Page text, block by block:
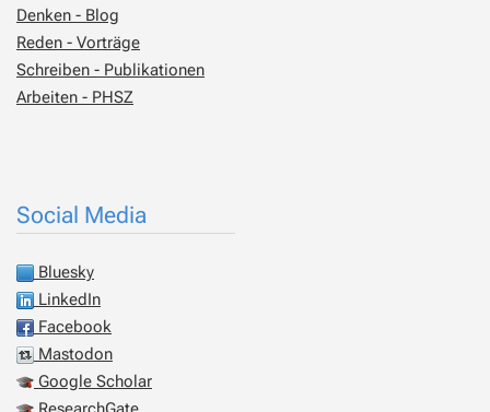
Denken - Blog
Reden - Vorträge
Schreiben - Publikationen
Arbeiten - PHSZ
Social Media
Bluesky
LinkedIn
Facebook
Mastodon
Google Scholar